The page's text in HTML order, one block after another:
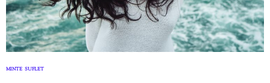
MINTE SUFLET